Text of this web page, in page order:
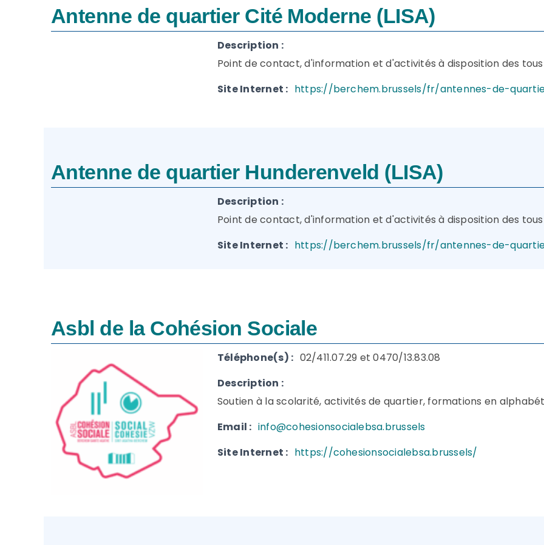
Antenne de quartier Cité Moderne (LISA)
Description :
Point de contact, d'information et d'activités à disposition des
Site Internet : https://berchem.brussels/fr/antennes-de-
Antenne de quartier Hunderenveld (LISA)
Description :
Point de contact, d'information et d'activités à disposition des
Site Internet : https://berchem.brussels/fr/antennes-de-
Asbl de la Cohésion Sociale
Téléphone(s) : 02/411.07.29 et 0470/13.83.08
Description :
Soutien à la scolarité, activités de quartier, formations en
Email : info@cohesionsocialebsa.brussels
Site Internet : https://cohesionsocialebsa.brussels/